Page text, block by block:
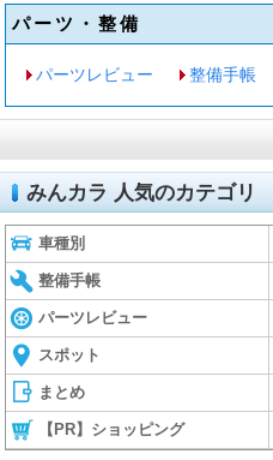
パーツ・整備
パーツレビュー 整備手帳
みんカラ 人気のカテゴリ
車種別
整備手帳
パーツレビュー
スポット
まとめ
【PR】ショッピング